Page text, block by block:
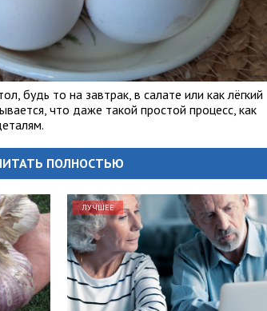
будь то на завтрак, в салате или как лёгкий
что даже такой простой процесс, как
ПОЛНОСТЬЮ
ЛУЧШЕЕ